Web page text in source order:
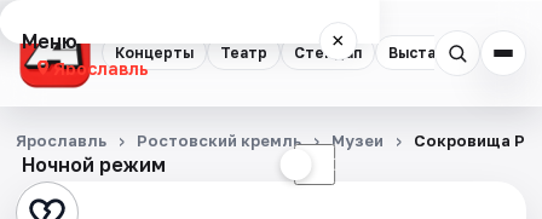
Концерты Театр Стендап Выставки
Меню ×
Ярославль
Концерты
Театр
Ночной режим ☾
Ярославль Ростовский кремль Музеи Сокровища